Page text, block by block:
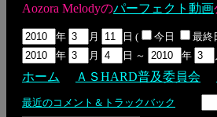
Aozora Melodyのパーフェクト動画
年 月 日 ( 今日
最終
年
月 日 ～ 年
ホーム ＡＳHARD普及委員会
最近のコメント＆トラックバック